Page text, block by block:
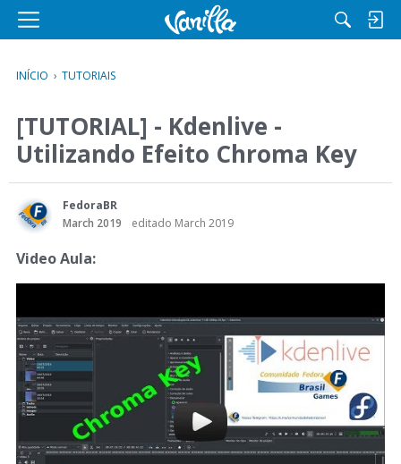
M
n
u
INÍCIO › TUTORIAIS
[TUTORIAL] - Kdenlive -
Utilizando Efeito Chroma Key
FedoraBR
March 2019
editado March 2019
Video Aula: